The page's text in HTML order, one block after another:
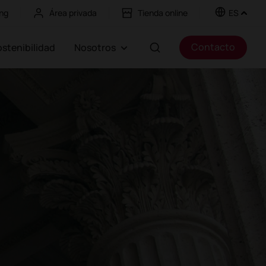
Área privada Tienda online ES
Nosotros Contacto